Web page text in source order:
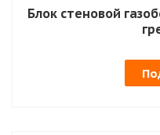
Блок стеновой